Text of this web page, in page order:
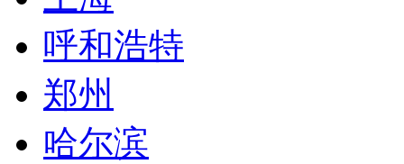
呼和浩特
郑州
哈尔滨